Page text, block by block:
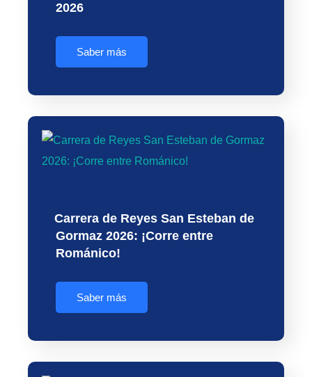
2026
Saber más
Carrera de Reyes San Esteban de
Gormaz 2026: ¡Corre entre
Románico!
Saber más